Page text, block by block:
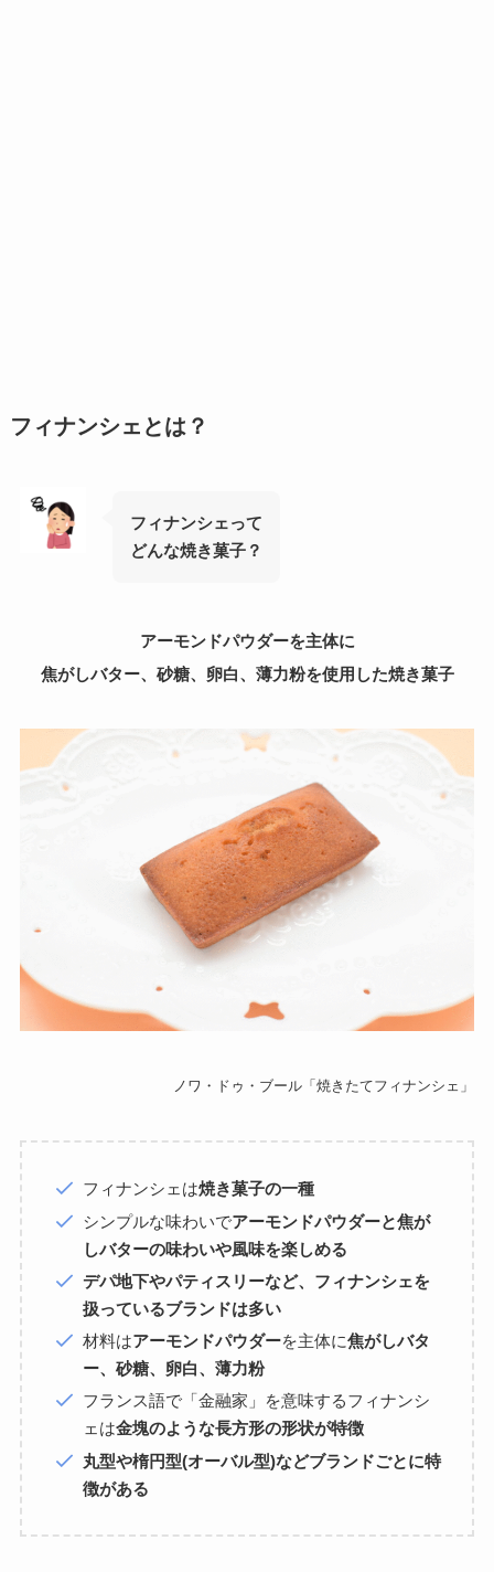
フィナンシェとは？
フィナンシェって
どんな焼き菓子？
アーモンドパウダーを主体に
焦がしバター、砂糖、卵白、薄力粉を使用した焼き菓子
ノワ・ドゥ・ブール「焼きたてフィナンシェ」
フィナンシェは焼き菓子の一種
シンプルな味わいでアーモンドパウダーと焦が
しバターの味わいや風味を楽しめる
デパ地下やパティスリーなど、フィナンシェを
扱っているブランドは多い
材料はアーモンドパウダーを主体に焦がしバタ
ー、砂糖、卵白、薄力粉
フランス語で「金融家」を意味するフィナンシ
ェは金塊のような長方形の形状が特徴
丸型や楕円型(オーバル型)などブランドごとに特
徴がある